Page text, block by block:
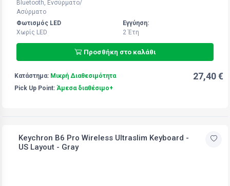
Bluetooth, Ενσύρματο/
Ασύρματο
Φωτισμός LED
Χωρίς LED
Εγγύηση:
2 Έτη
Προσθήκη στο καλάθι
Κατάστημα: Μικρή Διαθεσιμότητα
Pick Up Point: Άμεσα διαθέσιμο+
27,40 €
Keychron B6 Pro Wireless Ultraslim Keyboard -
US Layout - Gray